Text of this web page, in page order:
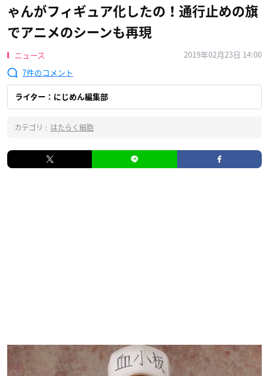
ゃんがフィギュア化したの！通行止めの旗
でアニメのシーンも再現
ニュース
2019年02月23日 14:00
7
ライター：にじめん編集部
カテゴリ : はたらく細胞